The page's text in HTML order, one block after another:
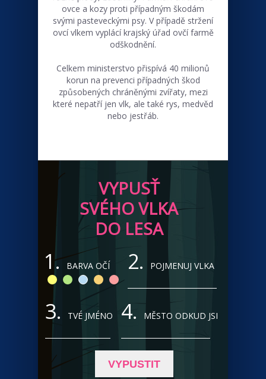
ovce a kozy proti případným škodám
svými pasteveckými psy. V případě stržení
ovcí vlkem vyplácí krajský úřad ovčí farmě
odškodnění.
Celkem ministerstvo přispívá 40 milionů
korun na prevenci případných škod
způsobených chráněnými zvířaty, mezi
které nepatří jen vlk, ale také rys, medvěd
nebo jestřáb.
VYPUSŤ
SVÉHO VLKA
DO LESA
1. BARVA OČÍ 2. POJMENUJ VLKA
3. TVÉ JMÉNO 4. MĚSTO ODKUD JSI